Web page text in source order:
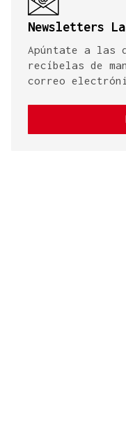
Newsletters
Apúntate a las
recíbelas de
correo